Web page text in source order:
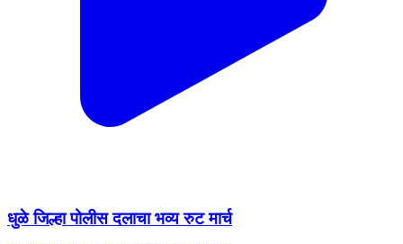
धुळे जिल्हा पोलीस दलाचा भव्य रुट मार्च